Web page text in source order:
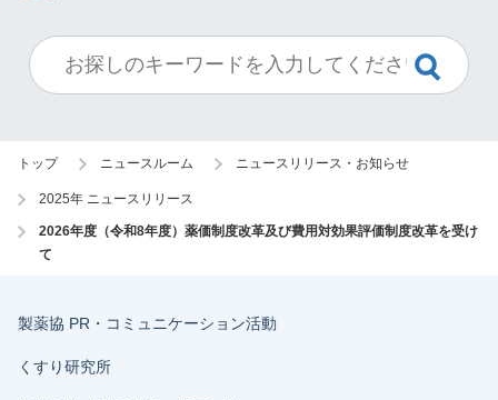
トップ ニュースルーム ニュースリリース・お知らせ
2025年 ニュースリリース
2026年度（令和8年度）薬価制度改革及び費用対効果評価制度改革を受け
て
製薬協 PR・コミュニケーション活動
くすり研究所